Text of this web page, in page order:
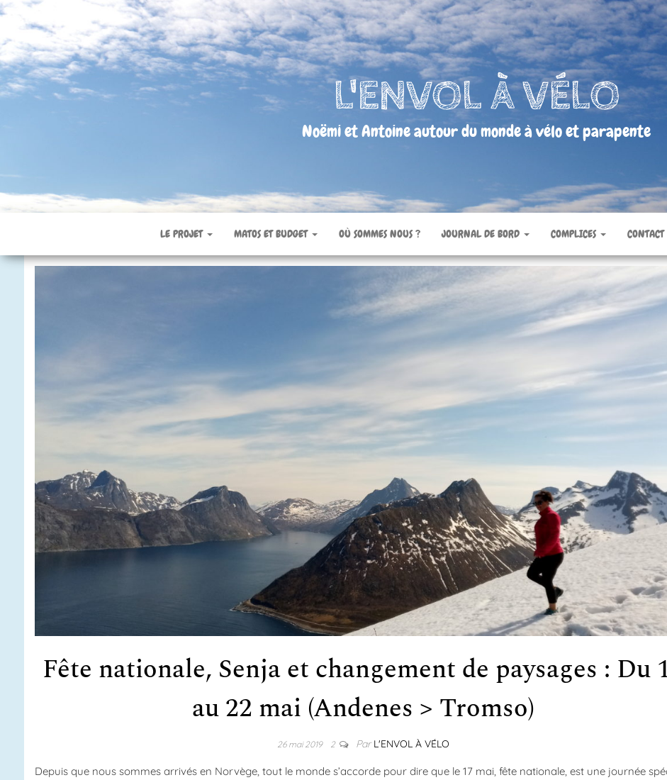
L'ENVOL À VÉLO
Noëmi et Antoine autour du monde à vélo et parapente
LE PROJET MATOS ET BUDGET OÙ SOMMES NOUS ? JOURNAL DE BORD COMPLICES CONTACT
Fête nationale, Senja et changement de paysages : Du
au 22 mai (Andenes > Tromso)
26 mai 2019 2 ParL'ENVOL À VÉLO
Depuis que nous sommes arrivés en Norvège, tout le monde s’accorde pour dire que le 17 mai, fête nationale, est une journée